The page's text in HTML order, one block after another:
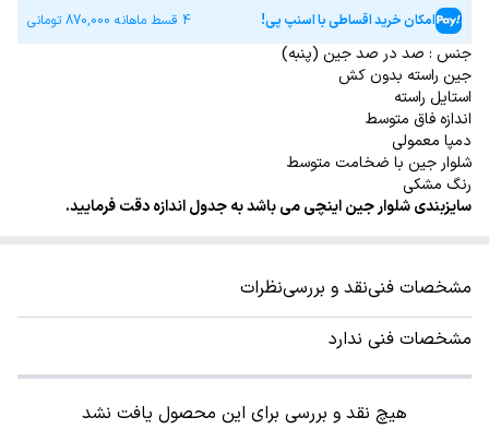
امکان خرید اقساطی با اسنپ پی! 4 قسط ماهانه 870,000 تومانی
جنس : صد در صد جین (پنبه)
جین راسته بدون کش
استایل راسته
اندازه فاق متوسط
دمپا معمولی
شلوار جین با ضخامت متوسط
رنگ مشکی
سایزبندی شلوار جین اینچی می باشد به جدول اندازه دقت فرمایید.
مشخصات فنینقد و بررسینظرات
مشخصات فنی ندارد
هیچ نقد و بررسی برای این محصول یافت نشد